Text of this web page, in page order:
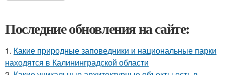
Последние обновления на сайте:
1. Какие природные заповедники и национальные парки
находятся в Калининградской области